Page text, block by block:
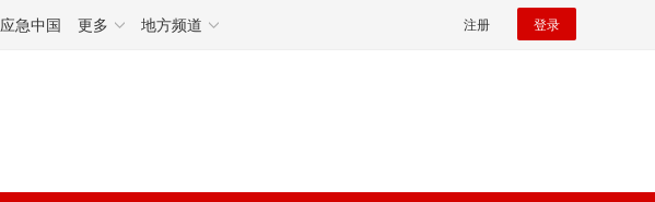
应急中国 更多 地方频道 注册 登录